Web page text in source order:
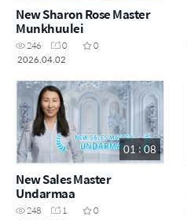
New Sharon Rose Master
Munkhuulei
246 0
0
2026.04.02
01 : 08
New Sales Master
Undarmaa
248 1
0